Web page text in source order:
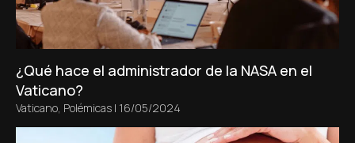
¿Qué hace el administrador de la NASA en el
Vaticano?
Vaticano, Polémicas | 16/05/2024